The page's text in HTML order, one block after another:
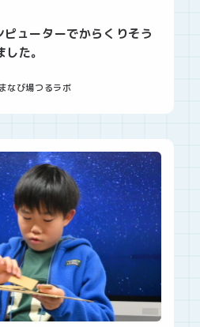
ューターでからくりそう
た。
なび場つるラボ